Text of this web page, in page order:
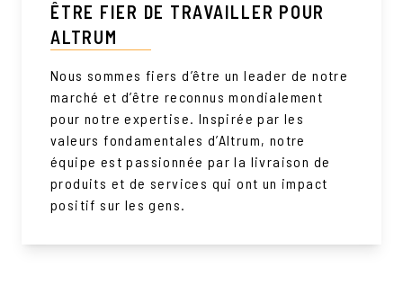
ÊTRE FIER DE TRAVAILLER POUR
ALTRUM
Nous sommes fiers d’être un leader de notre
marché et d’être reconnus mondialement
pour notre expertise. Inspirée par les
valeurs fondamentales d’Altrum, notre
équipe est passionnée par la livraison de
produits et de services qui ont un impact
positif sur les gens.